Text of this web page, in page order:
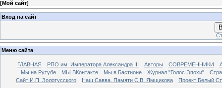
[Мой сайт]
Вход на сайт
Меню сайта
ГЛАВНАЯ РПО им. Императора Александра III Авторы СОВРЕМЕННИКИ
Мы на Рутубе
МЫ ВКонтакте Мы в Бастионе Журнал "Голос Эпохи"
Сайт И.П. Золотусского
Наш Савва. Памяти С.В. Ямщикова Проект Белый